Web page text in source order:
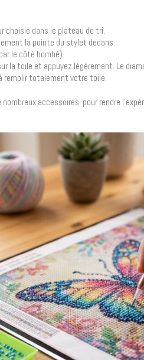
dans le plateau de tri.
la pointe du stylet dedans.
le côté bombé).
la toile et appuyez légèrement. Le
remplir totalement votre toile.
accessoires pour rendre